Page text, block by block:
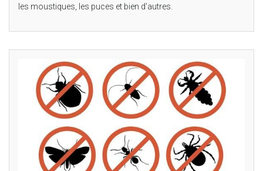
les moustiques, les puces et bien d’autres.